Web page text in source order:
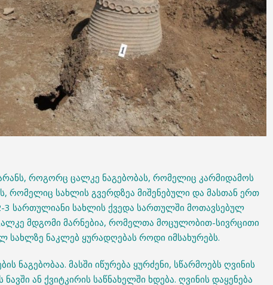
როგორც ცალკე ნაგებობას, რომელიც კარმიდამოს
რომელიც სახლის გვერდზეა მიშენებული და მასთან ერთ
სართულიანი სახლის ქვედა სართულში მოთავსებულ
მდგომი მარნებია, რომელთა მოცულობით-სივრცითი
სახლზე ნაკლებ ყურადღებას როდი იმსახურებს.
ნაგებობაა. მასში იწურება ყურძენი, სწარმოებს ღვინის
ან ქვიტკირის საწნახელში ხდება. ღვინის დაყენება